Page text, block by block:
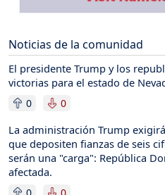
Noticias de la comunidad
El presidente Trump y los
victorias para el estado de
0 0
La administración Trump
que depositen fianzas de seis
serán una "carga": República
afectada.